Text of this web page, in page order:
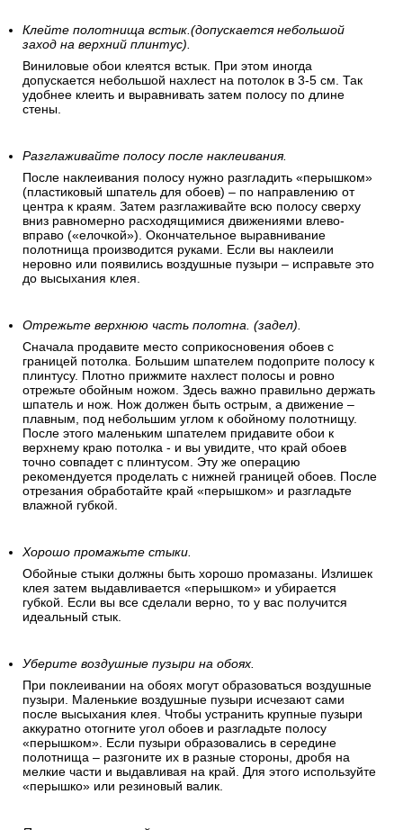
Клейте полотнища встык.(допускается небольшой
заход на верхний плинтус).
Виниловые обои клеятся встык. При этом иногда
допускается небольшой нахлест на потолок в 3-5 см. Так
удобнее клеить и выравнивать затем полосу по длине
стены.
Разглаживайте полосу после наклеивания.
После наклеивания полосу нужно разгладить «перышком»
(пластиковый шпатель для обоев) – по направлению от
центра к краям. Затем разглаживайте всю полосу сверху
вниз равномерно расходящимися движениями влево-
вправо («елочкой»). Окончательное выравнивание
полотнища производится руками. Если вы наклеили
неровно или появились воздушные пузыри – исправьте это
до высыхания клея.
Отрежьте верхнюю часть полотна. (задел).
Сначала продавите место соприкосновения обоев с
границей потолка. Большим шпателем подоприте полосу к
плинтусу. Плотно прижмите нахлест полосы и ровно
отрежьте обойным ножом. Здесь важно правильно держать
шпатель и нож. Нож должен быть острым, а движение –
плавным, под небольшим углом к обойному полотнищу.
После этого маленьким шпателем придавите обои к
верхнему краю потолка - и вы увидите, что край обоев
точно совпадет с плинтусом. Эту же операцию
рекомендуется проделать с нижней границей обоев. После
отрезания обработайте край «перышком» и разгладьте
влажной губкой.
Хорошо промажьте стыки.
Обойные стыки должны быть хорошо промазаны. Излишек
клея затем выдавливается «перышком» и убирается
губкой. Если вы все сделали верно, то у вас получится
идеальный стык.
Уберите воздушные пузыри на обоях.
При поклеивании на обоях могут образоваться воздушные
пузыри. Маленькие воздушные пузыри исчезают сами
после высыхания клея. Чтобы устранить крупные пузыри
аккуратно отогните угол обоев и разгладьте полосу
«перышком». Если пузыри образовались в середине
полотнища – разгоните их в разные стороны, дробя на
мелкие части и выдавливая на край. Для этого используйте
«перышко» или резиновый валик.